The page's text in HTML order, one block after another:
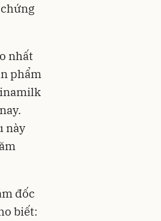
nhất
phẩm
này
đốc
biết: